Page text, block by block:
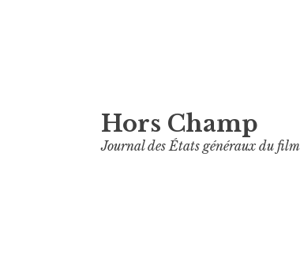
au
contenu
Hors Champ
Journal des États généraux du